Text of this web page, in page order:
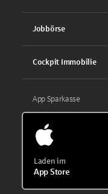
Jobbörse
Cockpit Immobilie
App Sparkasse
Laden im
App Store